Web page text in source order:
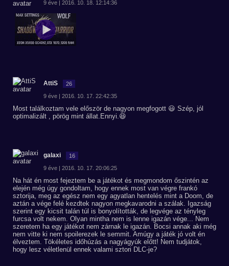
9 éve | 2016. 10. 18. 12:14:36
AttiS 26
9 éve | 2016. 10. 17. 22:42:35
Most találkoztam vele először de nagyon megfogott 😃 Szép, jól
optimalizált , pörög mint állat.Ennyi.😆
galaxi 16
9 éve | 2016. 10. 17. 20:06:25
Na hát én most fejeztem be a játékot és megmondom őszintén az
elején még úgy gondoltam, hogy ennek most van végre frankó
sztorija, meg az egész nem egy agyatlan hentelés mint a Doom, de
aztán a vége felé kezdtek nagyon megkavarodni a szálak. Igazság
szerint egy kicsit talán túl is bonyolították, de legvége az tényleg
furcsa volt nekem. Olyan mintha nem is lenne igazán vége... Nem
szeretem ha egy játékot nem zárnak le igazán. Bocsi annak aki még
nem vitte ki nem spoilerezek le semmit. Amúgy a játék jó volt én
élveztem. Tökéletes időhúzás a nagyágyúk előtt! Nem tudjátok,
hogy lesz véletlenül ennek valami sztori DLC-je?